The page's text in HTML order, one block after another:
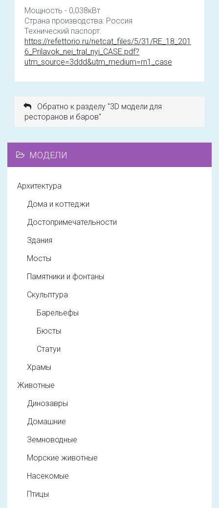
Мощность - 0,038кВт
Страна производства: Россия
Технический паспорт:
https://refettorio.ru/netcat_files/5/31/RE_18_201
6_Prilavok_nei_tral_nyi_CASE.pdf?
utm_source=3ddd&utm_medium=rn1_case
Обратно к разделу "3D модели для
ресторанов и баров"
МОДЕЛИ
Архитектура
Дома и коттеджи
Достопримечательности
Здания
Мосты
Памятники и фонтаны
Скульптура
Барельефы
Бюсты
Статуи
Храмы
Животные
Динозавры
Домашние
Земноводные
Морские животные
Насекомые
Птицы